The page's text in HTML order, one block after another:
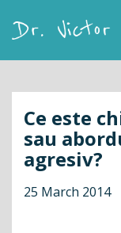
Ce este
sau
agresiv?
25 March 2014